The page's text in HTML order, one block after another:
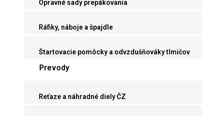
Opravné sady prepákovania
Ráfiky, náboje a špajdle
Štartovacie pomôcky a odvzdušňováky tlmičov
Prevody
Reťaze a náhradné diely ČZ